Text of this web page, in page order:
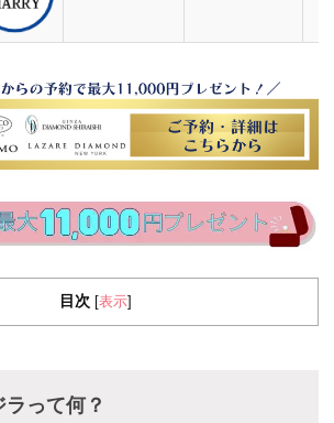
目次 [表示]
って何？